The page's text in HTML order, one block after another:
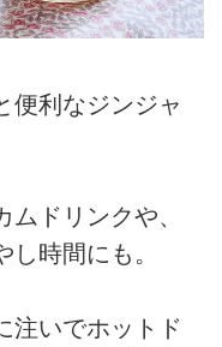
便利なジンジャ
ドリンクや、
時間にも。
注いでホットド